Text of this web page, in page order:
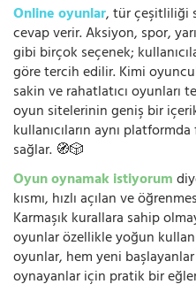
Online oyunlar, tür çeşitliliği
cevap verir. Aksiyon, spor,
gibi birçok seçenek;
göre tercih edilir. Kimi
sakin ve rahatlatıcı oyunları
oyun sitelerinin geniş bir
kullanıcıların aynı
sağlar. 🧭🎲
Oyun oynamak istiyorum
kısmı, hızlı açılan ve
Karmaşık kurallara sahip
oyunlar özellikle yoğun
oyunlar, hem yeni
oynayanlar için pratik bir